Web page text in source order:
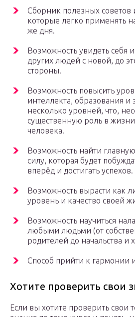
Сборник полезных
которые легко применять
же дня.
Возможность увидеть себя
других людей с новой, до
стороны.
Возможность повысить
интеллекта, образования и
несколько уровней, что,
существенную роль в
человека.
Возможность найти
силу, которая будет
вперёд и достигать успехов.
Возможность вырасти как
уровень и качество своей
Возможность научиться
любыми людьми (от
родителей до начальства и
Способ прийти к гармонии
Хотите проверить свои
Если вы хотите проверить свои